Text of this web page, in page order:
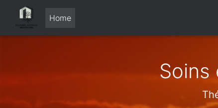
Home
Soins